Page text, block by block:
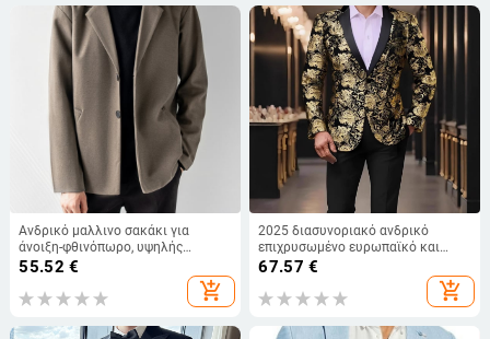
καλοκαίρι 2023
Ανδρικό μαλλινο σακάκι για
άνοιξη-φθινόπωρο, υψηλής
ποιότητας, παχύτερο μαλλί,
55.52 €
add_shopping_cart
2025 διασυνοριακό ανδρικό
επιχρυσωμένο ευρωπαϊκό και
αμερικανικό φόρεμα απόδοσης
νυχτερινό κέντρο διασκέδασης
κοστούμι ρεσεψιόν παλτό
χονδρικής
67.57 €
add_shopping_cart